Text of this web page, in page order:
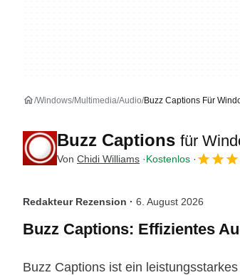
Windows Multimedia Audio Buzz Captions Für
Buzz Captions für
Von Chidi Williams Kostenlos
Redakteur Rezension · 6. August 2026
Buzz Captions: Effizientes
Buzz Captions ist ein